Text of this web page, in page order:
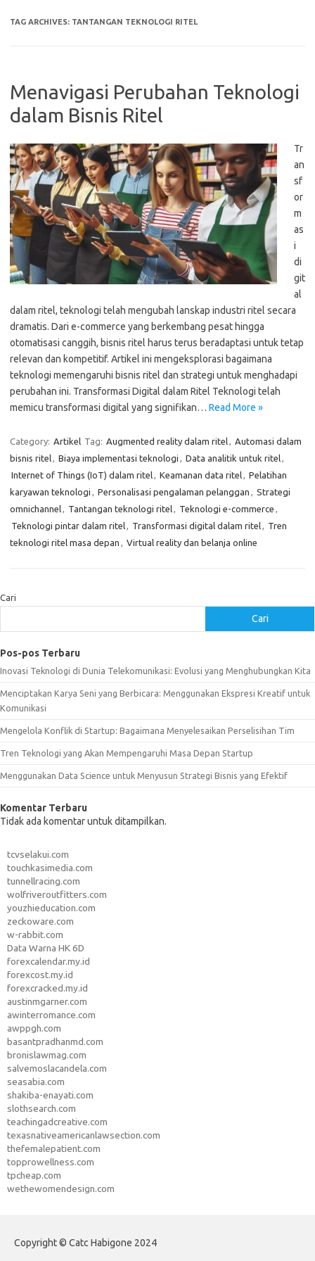
TAG ARCHIVES: TANTANGAN TEKNOLOGI RITEL
Menavigasi Perubahan Teknologi
dalam Bisnis Ritel
Tr
an
sf
or
m
as
i
di
git
al
dalam ritel, teknologi telah mengubah lanskap industri ritel secara
dramatis. Dari e-commerce yang berkembang pesat hingga
otomatisasi canggih, bisnis ritel harus terus beradaptasi untuk tetap
relevan dan kompetitif. Artikel ini mengeksplorasi bagaimana
teknologi memengaruhi bisnis ritel dan strategi untuk menghadapi
perubahan ini. Transformasi Digital dalam Ritel Teknologi telah
memicu transformasi digital yang signifikan… Read More »
Category: Artikel Tag: Augmented reality dalam ritel, Automasi dalam
bisnis ritel, Biaya implementasi teknologi , Data analitik untuk ritel,
Internet of Things (IoT) dalam ritel, Keamanan data ritel, Pelatihan
karyawan teknologi , Personalisasi pengalaman pelanggan , Strategi
omnichannel, Tantangan teknologi ritel, Teknologi e-commerce ,
Teknologi pintar dalam ritel, Transformasi digital dalam ritel, Tren
teknologi ritel masa depan , Virtual reality dan belanja online
Cari
Cari
Pos-pos Terbaru
Inovasi Teknologi di Dunia Telekomunikasi: Evolusi yang Menghubungkan Kita
Menciptakan Karya Seni yang Berbicara: Menggunakan Ekspresi Kreatif untuk
Komunikasi
Mengelola Konflik di Startup: Bagaimana Menyelesaikan Perselisihan Tim
Tren Teknologi yang Akan Mempengaruhi Masa Depan Startup
Menggunakan Data Science untuk Menyusun Strategi Bisnis yang Efektif
Komentar Terbaru
Tidak ada komentar untuk ditampilkan.
tcvselakui.com
touchkasimedia.com
tunnellracing.com
wolfriveroutfitters.com
youzhieducation.com
zeckoware.com
w-rabbit.com
Data Warna HK 6D
forexcalendar.my.id
forexcost.my.id
forexcracked.my.id
austinmgarner.com
awinterromance.com
awppgh.com
basantpradhanmd.com
bronislawmag.com
salvemoslacandela.com
seasabia.com
shakiba-enayati.com
slothsearch.com
teachingadcreative.com
texasnativeamericanlawsection.com
thefemalepatient.com
topprowellness.com
tpcheap.com
wethewomendesign.com
Copyright © Catc Habigone 2024